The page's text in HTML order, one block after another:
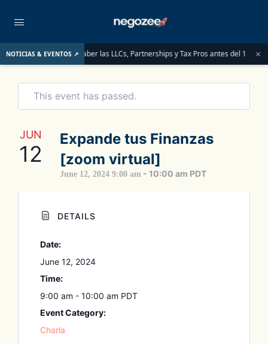
NOTICIAS & EVENTOS ↗
lo que deben saber las LLCs, Partnerships y Tax Pros antes del 1 de junio
×
This event has passed.
JUN
12
Expande tus Finanzas
[zoom virtual]
June 12, 2024 9:00 am - 10:00 am PDT
DETAILS
Date:
June 12, 2024
Time:
9:00 am - 10:00 am PDT
Event Category:
Charla